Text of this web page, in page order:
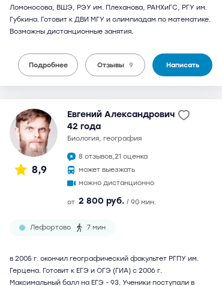
Ломоносова, ВШЭ, РЭУ им. Плеханова, РАНХиГС, РГУ им.
Губкина. Готовит к ДВИ МГУ и олимпиадам по математике.
Возможны дистанционные занятия.
Подробнее Отзывы 9 Написать
8,9
Евгений Александрович
42 года
биология, география
8 отзывов,21 оценка
может выезжать
можно дистанционно
от 2 800 руб. / 90 мин.
Лефортово 7 мин
в 2005 г. окончил географический факультет РГПУ им.
Герцена. Готовит к ЕГЭ и ОГЭ (ГИА) с 2006 г.
Максимальный балл на ЕГЭ - 93. Ученики поступали в